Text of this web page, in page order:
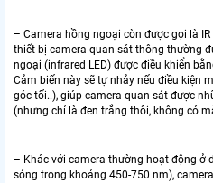
– Camera hồng ngoại còn được gọi là
thiết bị camera quan sát thông thường
ngoại (infrared LED) được điều khiển
Cảm biến này sẽ tự nhảy nếu điều kiện
góc tối..), giúp camera quan sát được
(nhưng chỉ là đen trắng thôi, không có
– Khác với camera thường hoạt động ở
sóng trong khoảng 450-750 nm),